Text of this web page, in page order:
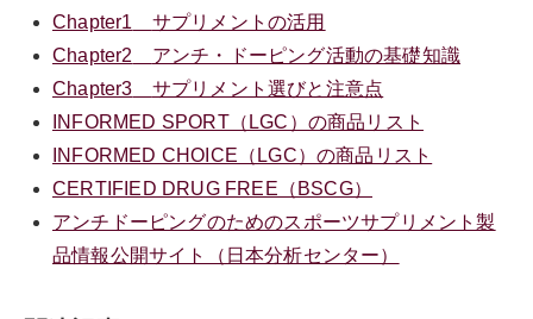
Chapter1
サプリメントの活用
Chapter2
アンチ・ドーピング活動の基礎知識
Chapter3
サプリメント選びと注意点
INFORMED SPORT（LGC）の商品リスト
INFORMED CHOICE（LGC）の商品リスト
CERTIFIED DRUG FREE（BSCG）
アンチドーピングのためのスポーツサプリメント製
品情報公開サイト（日本分析センター）